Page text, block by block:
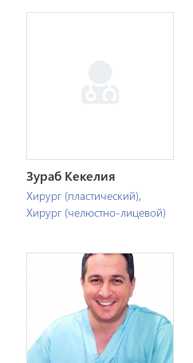
Зураб Кекелия
Хирург (пластический),
Хирург (челюстно-лицевой)